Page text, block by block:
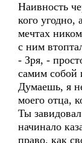
Наивность
кого угодно,
мечтах
с ним
- Зря, -
самим собой
Думаешь, я
моего отца,
Ты
начинало
право, как